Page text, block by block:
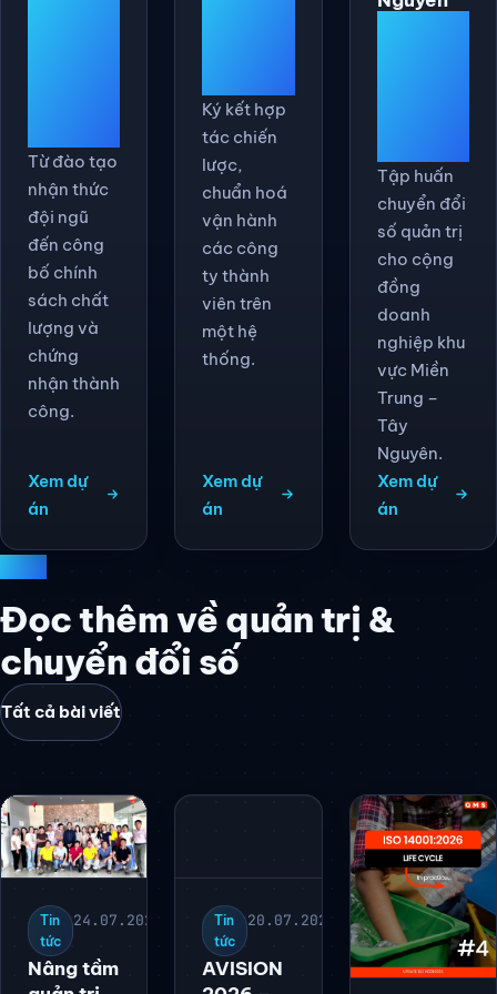
Từ đào tạo
nhận thức
đội ngũ
đến công
bố chính
sách chất
lượng và
chứng
nhận thành
công.
Xem dự
án
Ký kết hợp
tác chiến
lược,
chuẩn hoá
vận hành
các công
ty thành
viên trên
một hệ
thống.
Xem dự
án
Tập huấn
chuyển đổi
số quản trị
cho cộng
đồng
doanh
nghiệp khu
vực Miền
Trung –
Tây
Nguyên.
Xem dự
án
Đọc thêm về quản trị &
chuyển đổi số
Tất cả bài viết
Tin
tức
24.07.2026
Nâng tầm
Tin
tức
AVISION